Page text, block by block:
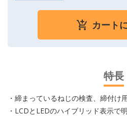
カート
特長
・締まっているねじの検査、締付け
・LCDとLEDのハイブリッド表示で